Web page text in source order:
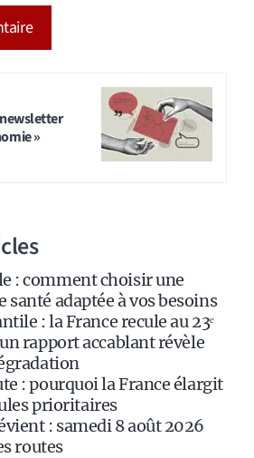
»
: comment choisir une
adaptée à vos besoins
: la France recule au 23ᵉ
rapport accablant révèle
: pourquoi la France élargit
prioritaires
: samedi 8 août 2026
routes